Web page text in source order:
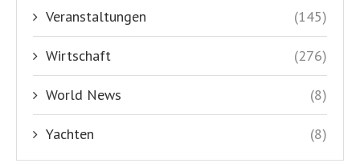
Veranstaltungen (145)
Wirtschaft (276)
World News (8)
Yachten (8)